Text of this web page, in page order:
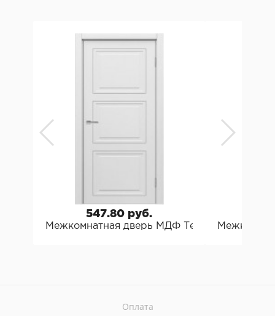
547.80 руб.
Межкомнатная дверь МДФ Техно Stefany
Оплата